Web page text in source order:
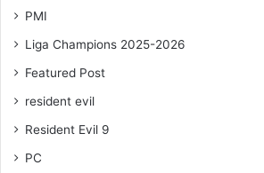
PMI
Liga Champions 2025-2026
Featured Post
resident evil
Resident Evil 9
PC